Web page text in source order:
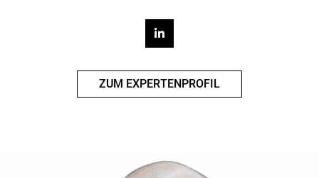
ZUM EXPERTENPROFIL